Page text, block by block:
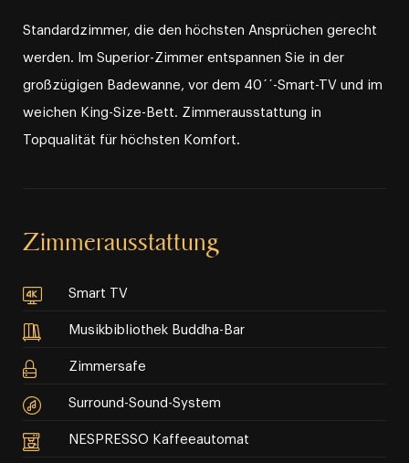
Standardzimmer, die den höchsten Ansprüchen gerecht
werden. Im Superior⁠-⁠Zimmer entspannen Sie in der
großzügigen Badewanne, vor dem 40´´⁠-⁠Smart⁠-⁠TV und im
weichen King⁠-⁠Size⁠-⁠Bett. Zimmerausstattung in
Topqualität für höchsten Komfort.
Zimmerausstattung
Smart TV
Musikbibliothek Buddha-Bar
Zimmersafe
Surround-Sound-System
NESPRESSO Kaffeeautomat